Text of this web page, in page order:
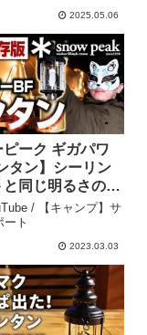
Outdoors 2025.05.06
ピーク ギガパワ
タン】シーリン
と同じ明るさのガ
ン！？マントル取
焼きから夜間で
チェックまでキャ
変更後ver.〜 –
】サムライレポ
/ 【キャンプ】サ
ート
2023.03.03